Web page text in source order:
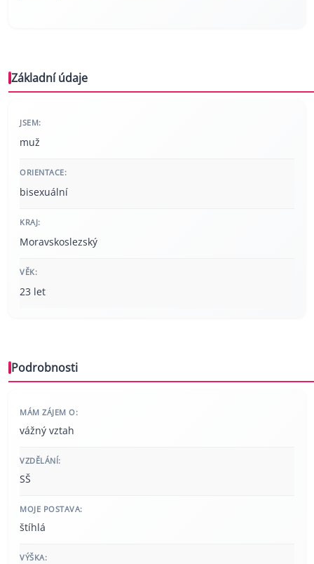
Základní údaje
JSEM:
muž
ORIENTACE:
bisexuální
KRAJ:
Moravskoslezský
VĚK:
23 let
Podrobnosti
MÁM ZÁJEM O:
vážný vztah
VZDĚLÁNÍ:
SŠ
MOJE POSTAVA:
štíhlá
VÝŠKA: